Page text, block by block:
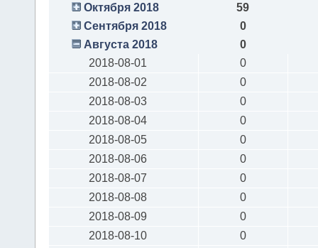
Октября 2018
59
Сентября 2018
0
Августа 2018
0
2018-08-01
0
2018-08-02
0
2018-08-03
0
2018-08-04
0
2018-08-05
0
2018-08-06
0
2018-08-07
0
2018-08-08
0
2018-08-09
0
2018-08-10
0